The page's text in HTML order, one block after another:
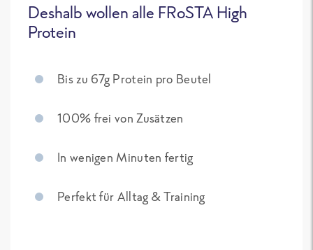
Deshalb wollen alle FRoSTA High
Protein
Bis zu 67g Protein pro Beutel
100% frei von Zusätzen
In wenigen Minuten fertig
Perfekt für Alltag & Training